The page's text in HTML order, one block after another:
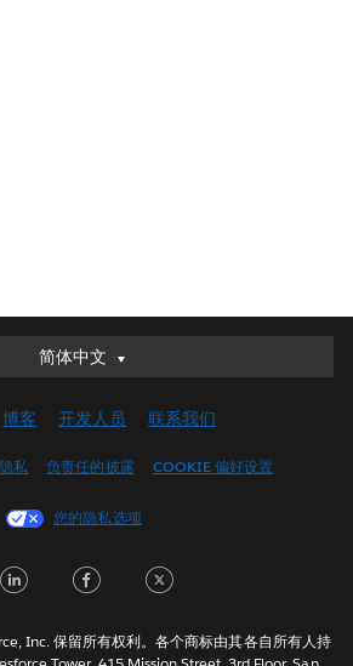
简体中文
Deutsch
English (US)
Español
Français (France)
日本語
Nederlands
博客 开发人员 联系我们
隐私 负责任的披露 COOKIE 偏好设置
您的隐私选项
Inc. 保留所有权利。各个商标由其各自所有人持